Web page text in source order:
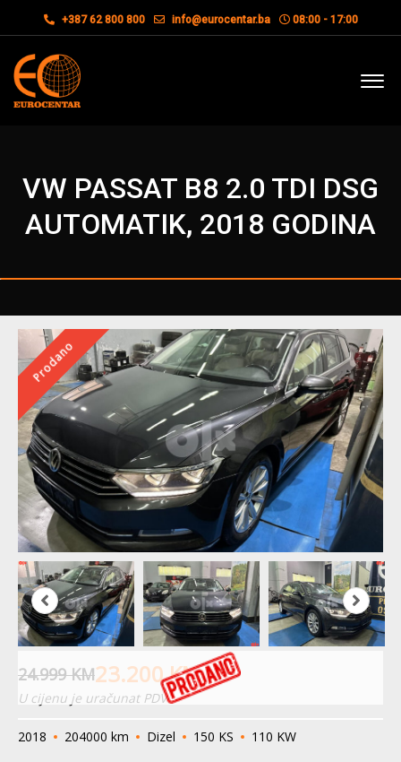
+387 62 800 800 info@eurocentar.ba 08:00 - 17:00
VW PASSAT B8 2.0 TDI DSG
AUTOMATIK, 2018 GODINA
Prodano
24.999KM23.200KM
U cijenu je uračunat PDV
2018 204000 km Dizel 150 KS 110 KW